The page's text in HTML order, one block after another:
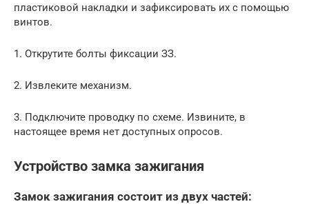
пластиковой накладки и зафиксировать их с помощью
винтов.
1. Открутите болты фиксации ЗЗ.
2. Извлеките механизм.
3. Подключите проводку по схеме. Извините, в
настоящее время нет доступных опросов.
Устройство замка зажигания
Замок зажигания состоит из двух частей: